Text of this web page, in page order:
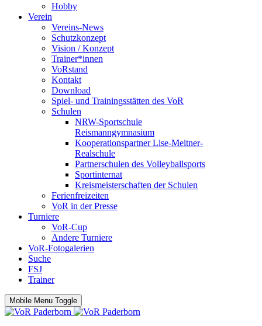
Hobby
Verein
Vereins-News
Schutzkonzept
Vision / Konzept
Trainer*innen
VoRstand
Kontakt
Download
Spiel- und Trainingsstätten des VoR
Schulen
NRW-Sportschule
Reismanngymnasium
Kooperationspartner Lise-Meitner-
Realschule
Partnerschulen des Volleyballsports
Sportinternat
Kreismeisterschaften der Schulen
Ferienfreizeiten
VoR in der Presse
Turniere
VoR-Cup
Andere Turniere
VoR-Fotogalerien
Suche
FSJ
Trainer
Mobile Menu Toggle